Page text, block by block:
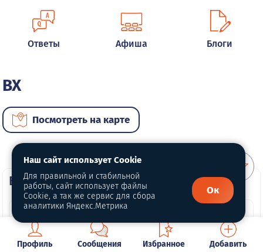
Ответы Афиша Блоги
BX
Посмотреть на карте
ВИП автомобили
Профиль Сообщения Избранное Добавить
Наш сайт использует Cookie
Для правильной и стабильной
работы, сайт использует файлы
Cookie, а так же сервис для сбора
аналитики Яндекс.Метрика
Ок